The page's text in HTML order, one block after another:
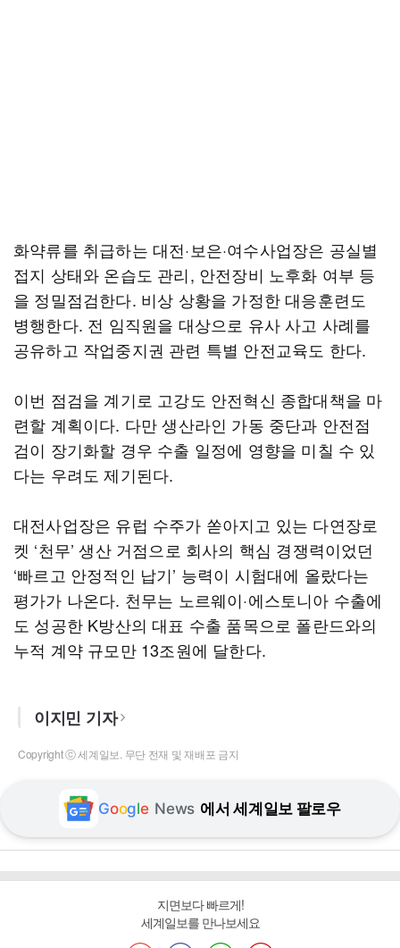
화약류를 취급하는 대전·보은·여수사업장은 공실별
접지 상태와 온습도 관리, 안전장비 노후화 여부 등
을 정밀점검한다. 비상 상황을 가정한 대응훈련도
병행한다. 전 임직원을 대상으로 유사 사고 사례를
공유하고 작업중지권 관련 특별 안전교육도 한다.
이번 점검을 계기로 고강도 안전혁신 종합대책을 마
련할 계획이다. 다만 생산라인 가동 중단과 안전점
검이 장기화할 경우 수출 일정에 영향을 미칠 수 있
다는 우려도 제기된다.
대전사업장은 유럽 수주가 쏟아지고 있는 다연장로
켓 ‘천무’ 생산 거점으로 회사의 핵심 경쟁력이었던
‘빠르고 안정적인 납기’ 능력이 시험대에 올랐다는
평가가 나온다. 천무는 노르웨이·에스토니아 수출에
도 성공한 K방산의 대표 수출 품목으로 폴란드와의
누적 계약 규모만 13조원에 달한다.
이지민 기자
Copyright ⓒ 세계일보. 무단 전재 및 재배포 금지
Google News 에서 세계일보 팔로우
지면보다 빠르게!
세계일보를 만나보세요